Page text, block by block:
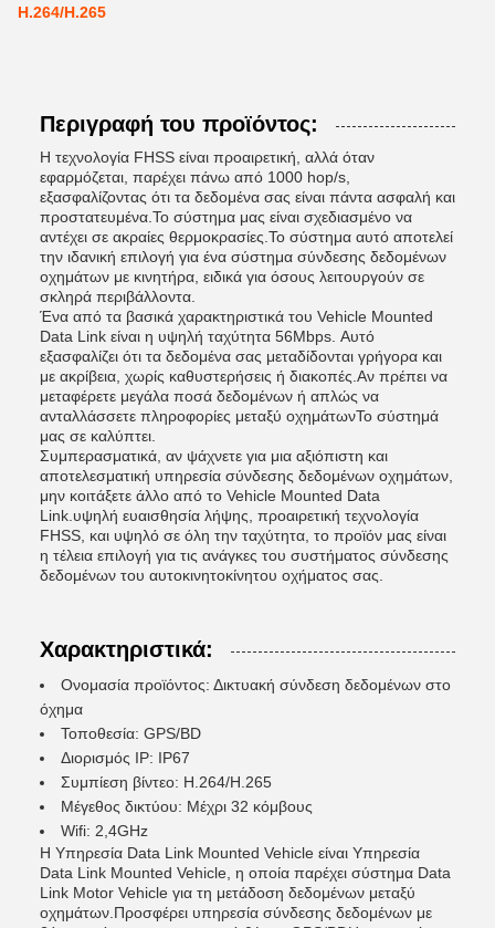
H.264/H.265
Περιγραφή του προϊόντος:
Η τεχνολογία FHSS είναι προαιρετική, αλλά όταν
εφαρμόζεται, παρέχει πάνω από 1000 hop/s,
εξασφαλίζοντας ότι τα δεδομένα σας είναι πάντα ασφαλή και
προστατευμένα.Το σύστημα μας είναι σχεδιασμένο να
αντέχει σε ακραίες θερμοκρασίες.Το σύστημα αυτό αποτελεί
την ιδανική επιλογή για ένα σύστημα σύνδεσης δεδομένων
οχημάτων με κινητήρα, ειδικά για όσους λειτουργούν σε
σκληρά περιβάλλοντα.
Ένα από τα βασικά χαρακτηριστικά του Vehicle Mounted
Data Link είναι η υψηλή ταχύτητα 56Mbps. Αυτό
εξασφαλίζει ότι τα δεδομένα σας μεταδίδονται γρήγορα και
με ακρίβεια, χωρίς καθυστερήσεις ή διακοπές.Αν πρέπει να
μεταφέρετε μεγάλα ποσά δεδομένων ή απλώς να
ανταλλάσσετε πληροφορίες μεταξύ οχημάτωνΤο σύστημά
μας σε καλύπτει.
Συμπερασματικά, αν ψάχνετε για μια αξιόπιστη και
αποτελεσματική υπηρεσία σύνδεσης δεδομένων οχημάτων,
μην κοιτάξετε άλλο από το Vehicle Mounted Data
Link.υψηλή ευαισθησία λήψης, προαιρετική τεχνολογία
FHSS, και υψηλό σε όλη την ταχύτητα, το προϊόν μας είναι
η τέλεια επιλογή για τις ανάγκες του συστήματος σύνδεσης
δεδομένων του αυτοκινητοκίνητου οχήματος σας.
Χαρακτηριστικά:
Ονομασία προϊόντος: Δικτυακή σύνδεση δεδομένων στο
όχημα
Τοποθεσία: GPS/BD
Διορισμός IP: IP67
Συμπίεση βίντεο: H.264/H.265
Μέγεθος δικτύου: Μέχρι 32 κόμβους
Wifi: 2,4GHz
Η Υπηρεσία Data Link Mounted Vehicle είναι Υπηρεσία
Data Link Mounted Vehicle, η οποία παρέχει σύστημα Data
Link Motor Vehicle για τη μετάδοση δεδομένων μεταξύ
οχημάτων.Προσφέρει υπηρεσία σύνδεσης δεδομένων με